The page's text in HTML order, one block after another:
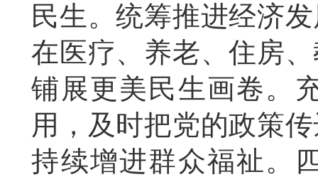
民生。统筹推进经济
在医疗、养老、住房
铺展更美民生画卷。
用，及时把党的政策
持续增进群众福祉。